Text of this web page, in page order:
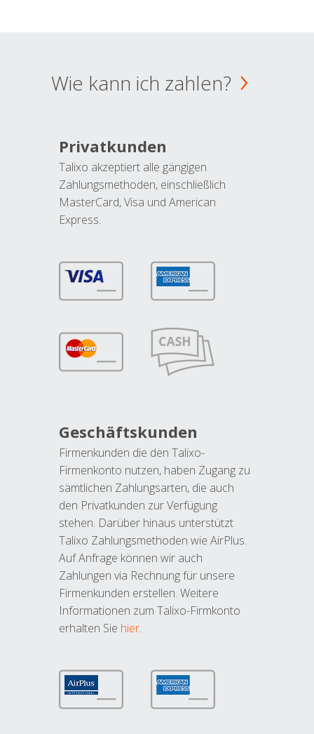
Wie kann ich zahlen?
Privatkunden
Talixo akzeptiert alle gängigen
Zahlungsmethoden, einschließlich
MasterCard, Visa und American
Express.
Geschäftskunden
Firmenkunden die den Talixo-
Firmenkonto nutzen, haben Zugang zu
sämtlichen Zahlungsarten, die auch
den Privatkunden zur Verfügung
stehen. Darüber hinaus unterstützt
Talixo Zahlungsmethoden wie AirPlus.
Auf Anfrage können wir auch
Zahlungen via Rechnung für unsere
Firmenkunden erstellen. Weitere
Informationen zum Talixo-Firmkonto
erhalten Sie hier.